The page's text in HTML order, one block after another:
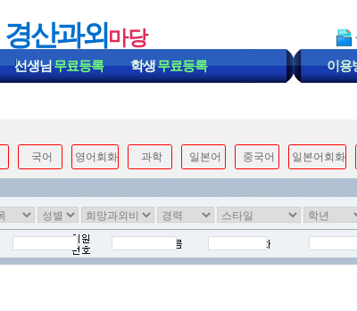
경산과외마당
선생님무료등록 학생무료등록 이용
국어 영어회화 과학 일본어 중국어 일본어회화